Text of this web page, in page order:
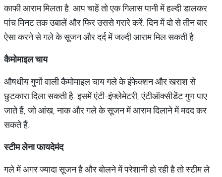
काफी आराम मिलता है. आप चाहें तो एक गिलास पानी में हल्दी डालकर
पांच मिनट तक उबालें और फिर उससे गरारे करें. दिन में दो से तीन बार
ऐसा करने से गले के सूजन और दर्द में जल्दी आराम मिल सकती है.
कैमोमाइलचाय
औषधीय गुणों वाली कैमोमाइल चाय गले के इंफेक्शन और खराश से
छुटकारा दिला सकती है. इसमें एंटी-इंफ्लेमेटरी, एंटीऑक्सीडेंट गुण पाए
जाते हैं, जो आंख, नाक और गले के सूजन में आराम दिलाने में मदद कर
सकते हैं.
स्टीमलेनाफायदेमंद
गले में अगर ज्यादा सूजन है और बोलने में परेशानी हो रही है तो स्टीम ले